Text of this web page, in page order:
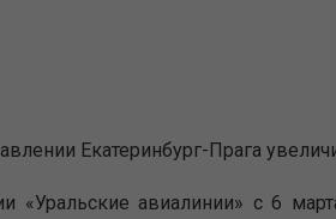
Екатеринбург-Прага
«Уральские авиалинии» с 6